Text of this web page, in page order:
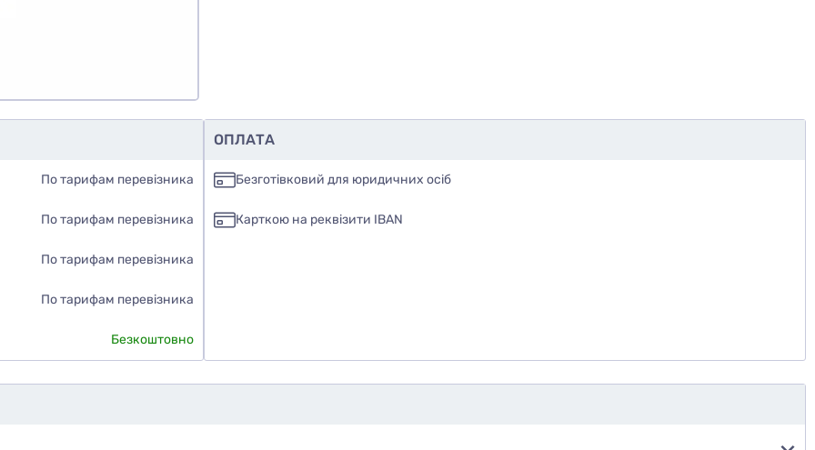
По тарифам перевізника
По тарифам перевізника
По тарифам перевізника
По тарифам перевізника
Безкоштовно
ОПЛАТА
Безготівковий для юридичних осіб
Карткою на реквізити IBAN